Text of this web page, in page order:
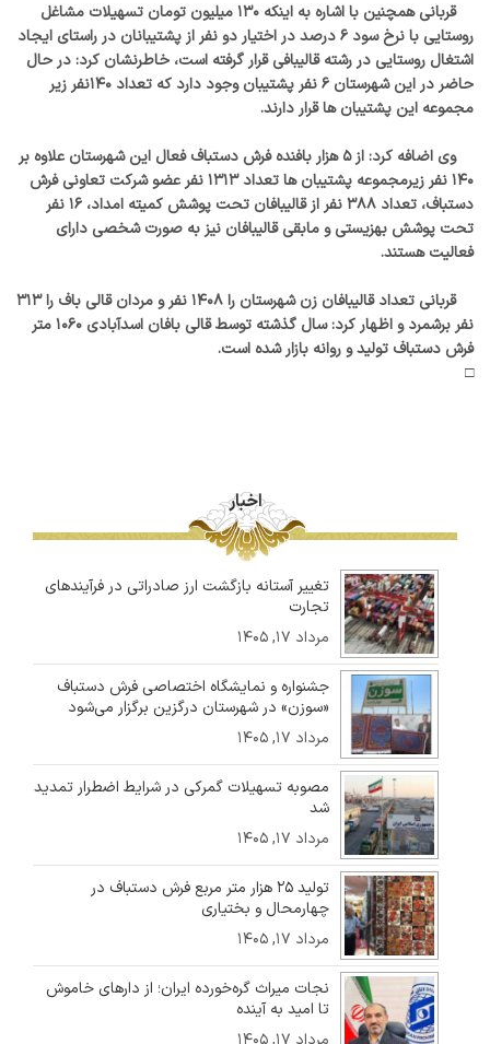
قربانی همچنین با اشاره به اینکه ۱۳۰ میلیون تومان تسهیلات مشاغل
روستایی با نرخ سود ۶ درصد در اختیار دو نفر از پشتیبانان در راستای ایجاد
اشتغال روستایی در رشته قالیبافی قرار گرفته است، خاطرنشان کرد: در حال
حاضر در این شهرستان ۶ نفر پشتیبان وجود دارد که تعداد ۱۴۰نفر زیر
مجموعه این پشتیبان ها قرار دارند.
وی اضافه کرد: از ۵ هزار بافنده فرش دستباف فعال این شهرستان علاوه بر
۱۴۰ نفر زیرمجموعه پشتیبان ها تعداد ۱۳۱۳ نفر عضو شرکت تعاونی فرش
دستباف، تعداد ۳۸۸ نفر از قالیبافان تحت پوشش کمیته امداد، ۱۶ نفر
تحت پوشش بهزیستی و مابقی قالیبافان نیز به صورت شخصی دارای
فعالیت هستند.
قربانی تعداد قالیبافان زن شهرستان را ۱۴۰۸ نفر و مردان قالی باف را ۳۱۳
نفر برشمرد و اظهار کرد: سال گذشته توسط قالی بافان اسدآبادی ۱۰۶۰ متر
فرش دستباف تولید و روانه بازار شده است.
□
اخبار
تغییر آستانه بازگشت ارز صادراتی در فرآیندهای
تجارت
مرداد ۱۷, ۱۴۰۵
جشنواره و نمایشگاه اختصاصی فرش دستباف
«سوزن» در شهرستان درگزین برگزار می‌شود
مرداد ۱۷, ۱۴۰۵
مصوبه تسهیلات گمرکی در شرایط اضطرار تمدید
شد
مرداد ۱۷, ۱۴۰۵
تولید ۲۵ هزار متر مربع فرش دستباف در
چهارمحال و بختیاری
مرداد ۱۷, ۱۴۰۵
نجات میراث گره‌خورده ایران؛ از دارهای خاموش
تا امید به آینده